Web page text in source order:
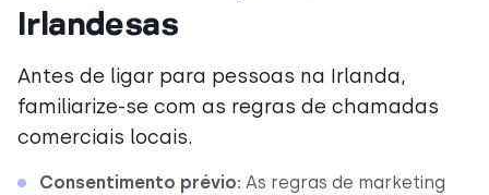
Irlandesas
Antes de ligar para pessoas na Irlanda,
familiarize-se com as regras de chamadas
comerciais locais.
Consentimento prévio: As regras de marketing